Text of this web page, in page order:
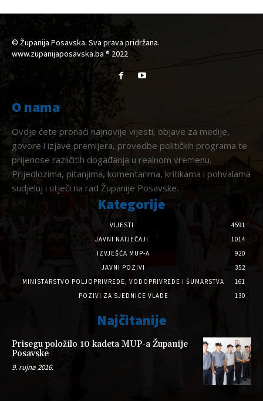
© Županija Posavska. Sva prava pridržana.
www.zupanijaposavska.ba ® 2022
O nama
Ovdje ćete pronaći najnovije vijesti, objave za medije,
govore i izjave premijera, provedbe političkih programa te
prijenose različitih događanja u realnom vremenu.
Prijedlozima, pitanjima, komentarima, kritikama i pohvalama
sudjeluj i utječi na rad Županije Posavske.
Kategorije
VIJESTI
4591
JAVNI NATJEČAJI
1014
IZVJEŠĆA MUP-A
920
JAVNI POZIVI
352
MINISTARSTVO POLJOPRIVREDE, VODOPRIVREDE I ŠUMARSTVA
161
POZIVI ZA SJEDNICE VLADE
130
Najčitanije
Prisegu položilo 10 kadeta MUP-a Županije
Posavske
9. rujna 2016.